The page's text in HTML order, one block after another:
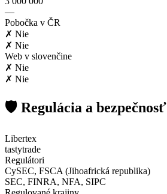
—
Pobočka v ČR
✗ Nie
✗ Nie
Web v slovenčine
✗ Nie
✗ Nie
🛡️ Regulácia a bezpečnosť
Libertex
tastytrade
Regulátori
CySEC, FSCA (Jihoafrická republika)
SEC, FINRA, NFA, SIPC